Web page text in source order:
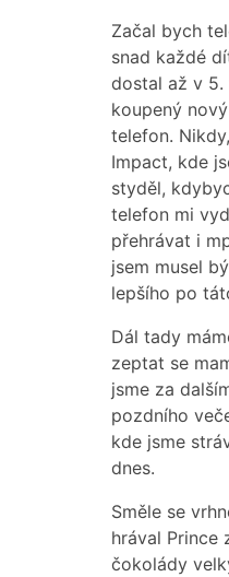
Začal bych
snad každé
dostal až v 5.
koupený
telefon.
Impact, kde
styděl,
telefon mi
přehrávat i
jsem musel
lepšího po
Dál tady
zeptat se
jsme za
pozdního
kde jsme
dnes.
Směle se
hrával Prince
čokolády